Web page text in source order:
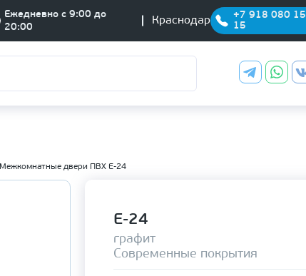
Ежедневно с 9:00 до
20:00
Краснодар
+7 918 080 15
15
Межкомнатные двери ПВХ Е-24
Е-24
графит
Современные покрытия